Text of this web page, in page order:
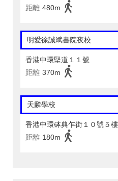
距離 480m
明愛徐誠斌書院夜校
香港中環堅道１１號
距離 370m
天麟學校
香港中環砵典乍街１０號５樓
距離 180m